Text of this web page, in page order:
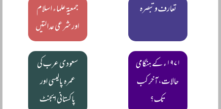
تعارف و تبصرہ
جمعیۃ علماء اسلام
اور شرعی عدالتیں
۱۹۷۱ء کے ہنگامی
حالات، آخر کب
تک؟
سعودی عرب کی
عمرہ پالیسی اور
پاکستانی ایجنٹ